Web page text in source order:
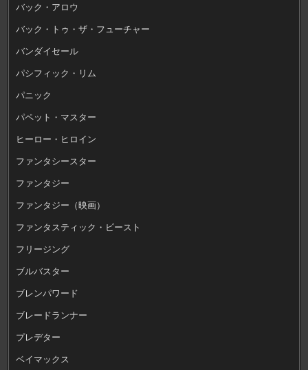
バック・アロウ
バック・トゥ・ザ・フューチャー
バンダイセール
パシフィック・リム
パニック
パペット・マスター
ヒーロー・ヒロイン
ファンタシースター
ファンタジー
ファンタジー（映画）
ファンタスティック・ビースト
フリージング
ブルバスター
ブレンパワード
ブレードランナー
プレデター
ベイマックス